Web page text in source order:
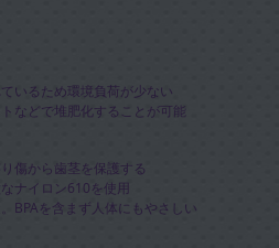
いるため環境負荷が少ない
などで堆肥化することが可能
傷から歯茎を保護する
ナイロン610を使用
BPAを含まず人体にもやさしい